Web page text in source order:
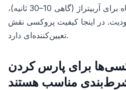
درخواست‌ها، پنجره کوتاه برای آربیتراژ (گاهی 10–30 ثانیه)،
در اینجا کیفیت پروکسی نقش
تعیین‌کننده‌ای دارد.
برای پارس کردن
مناسب هستند